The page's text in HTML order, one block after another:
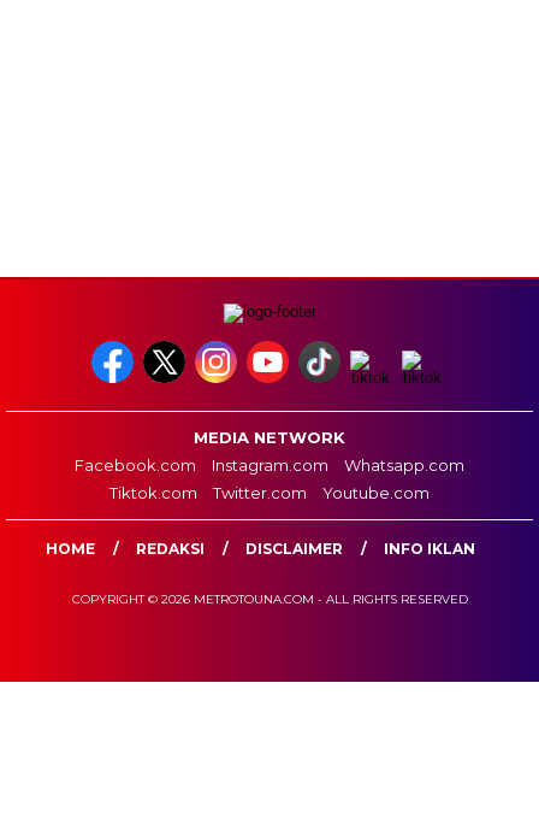
MEDIA NETWORK
Facebook.com
Instagram.com
Whatsapp.com
Tiktok.com
Twitter.com Youtube.com
HOME REDAKSI DISCLAIMER INFO IKLAN
COPYRIGHT © 2026 METROTOUNA.COM - ALL RIGHTS RESERVED